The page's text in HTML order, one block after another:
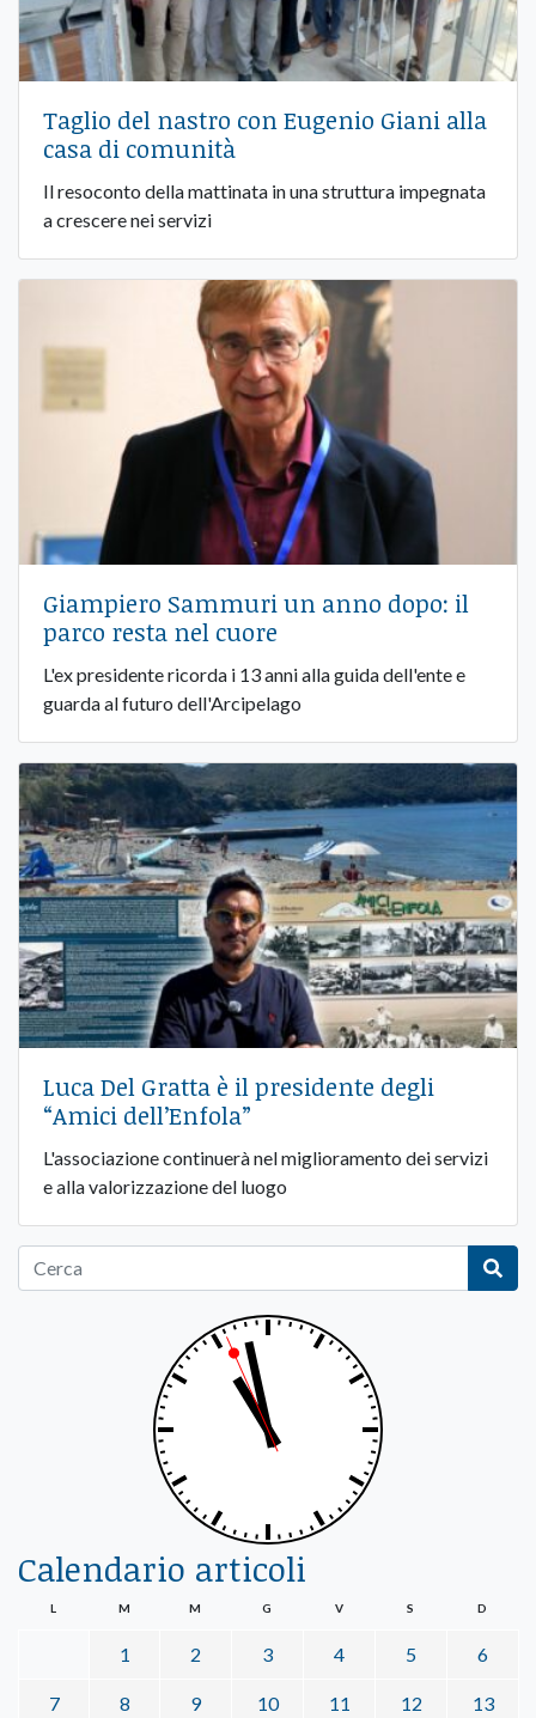
Taglio del nastro con Eugenio Giani alla
casa di comunità
Il resoconto della mattinata in una struttura impegnata
a crescere nei servizi
Giampiero Sammuri un anno dopo: il
parco resta nel cuore
L'ex presidente ricorda i 13 anni alla guida dell'ente e
guarda al futuro dell'Arcipelago
Luca Del Gratta è il presidente degli
“Amici dell’Enfola”
L'associazione continuerà nel miglioramento dei servizi
e alla valorizzazione del luogo
Calendario articoli
L M M G V S D
1 2 3 4 5 6
7 8 9 10 11 12 13